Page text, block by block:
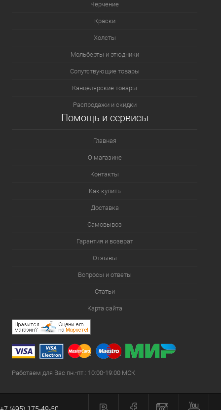
Черчение
Краски
Холсты
Мольберты и этюдники
Сопутствующие товары
Канцелярские товары
Распродажи и скидки
Помощь и сервисы
Главная
О магазине
Контакты
Как купить
Доставка
Самовывоз
Гарантия и возврат
Отзывы
Вопросы и ответы
Статьи
Карта сайта
Работаем для Вас пн.-пт.: 10:00-19:00 МСК